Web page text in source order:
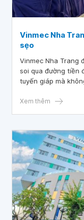
Vinmec Nha
sẹo
Vinmec Nha Trang
soi qua đường tiền
tuyến giáp mà
Xem thêm